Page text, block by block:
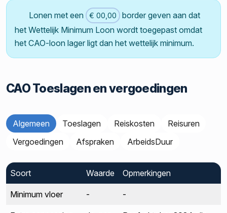
Lonen met een € 00,00 border geven aan dat
het Wettelijk Minimum Loon wordt toegepast omdat
het CAO-loon lager ligt dan het wettelijk minimum.
CAO Toeslagen en vergoedingen
Algemeen Toeslagen Reiskosten
Reisuren
Vergoedingen
Afspraken ArbeidsDuur
Soort Waarde Opmerkingen
Minimum vloer - -